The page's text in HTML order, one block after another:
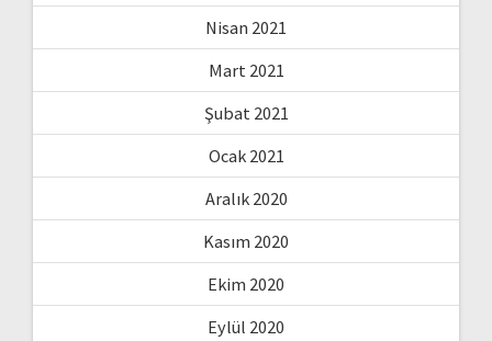
Nisan 2021
Mart 2021
Şubat 2021
Ocak 2021
Aralık 2020
Kasım 2020
Ekim 2020
Eylül 2020